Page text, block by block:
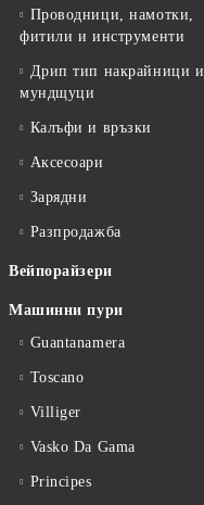
Проводници, намотки,
фитили и инструменти
Дрип тип накрайници и
мундщуци
Калъфи и връзки
Аксесоари
Зарядни
Разпродажба
Вейпорайзери
Машинни пури
Guantanamera
Toscano
Villiger
Vasko Da Gama
Principes